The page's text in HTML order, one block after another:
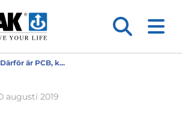
Därför är PCB, k...
augusti 2019